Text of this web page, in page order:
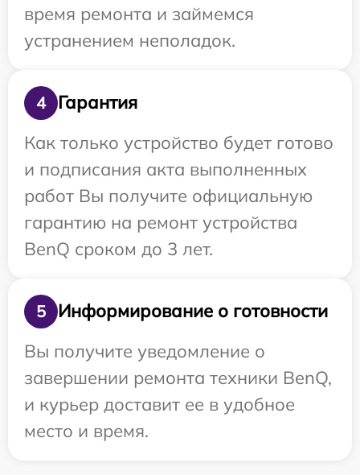
время ремонта и займемся
устранением неполадок.
4
Гарантия
Как только устройство будет готово
и подписания акта выполненных
работ Вы получите официальную
гарантию на ремонт устройства
BenQ сроком до 3 лет.
5
Информирование о готовности
Вы получите уведомление о
завершении ремонта техники BenQ,
и курьер доставит ее в удобное
место и время.